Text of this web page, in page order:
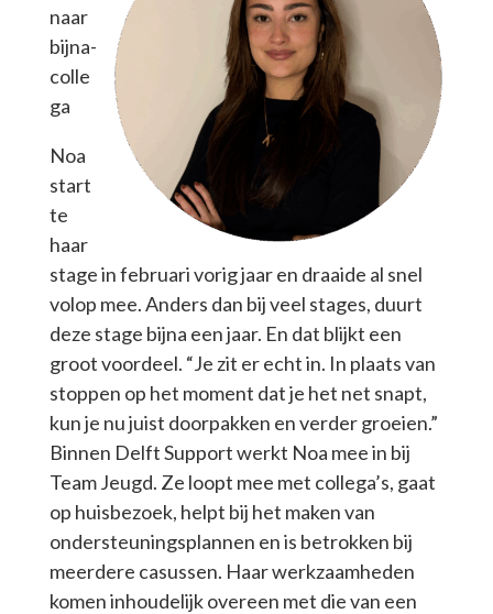
naar
bijna-
colle
ga
Noa
start
te
haar
stage in februari vorig jaar en draaide al snel
volop mee. Anders dan bij veel stages, duurt
deze stage bijna een jaar. En dat blijkt een
groot voordeel. “Je zit er echt in. In plaats van
stoppen op het moment dat je het net snapt,
kun je nu juist doorpakken en verder groeien.”
Binnen Delft Support werkt Noa mee in bij
Team Jeugd. Ze loopt mee met collega’s, gaat
op huisbezoek, helpt bij het maken van
ondersteuningsplannen en is betrokken bij
meerdere casussen. Haar werkzaamheden
komen inhoudelijk overeen met die van een